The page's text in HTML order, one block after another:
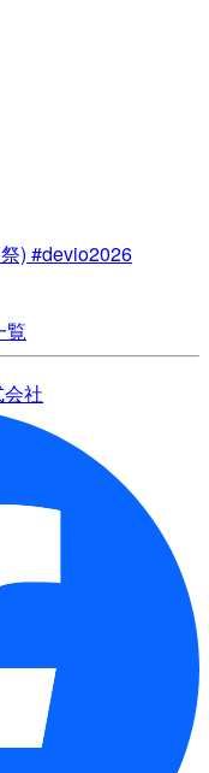
) #devio2026
覧
社